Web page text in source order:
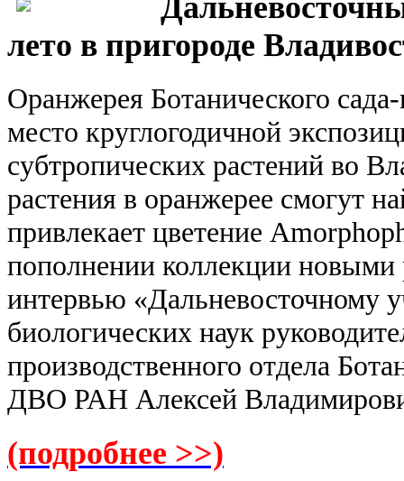
лето в пригороде
Оранжерея Ботанического
место круглогодичной
субтропических растений во
растения в оранжерее смогут
привлекает цветение
пополнении коллекции новыми
интервью «Дальневосточному
биологических наук
производственного отдела
ДВО РАН Алексей
(подробнее >>)